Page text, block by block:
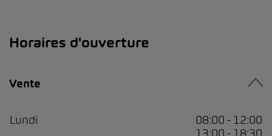
Horaires d'ouverture
Vente
Lundi
08:00 - 12:00
13:00 - 18:30